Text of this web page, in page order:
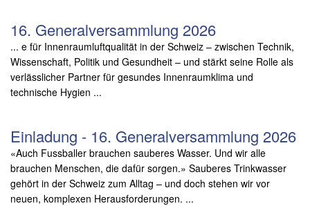
16. Generalversammlung 2026
... e für Innenraumluftqualität in der Schweiz – zwischen Technik,
Wissenschaft, Politik und Gesundheit – und stärkt seine Rolle als
verlässlicher Partner für gesundes Innenraumklima und
technische Hygien ...
Einladung - 16. Generalversammlung 2026
«Auch Fussballer brauchen sauberes Wasser. Und wir alle
brauchen Menschen, die dafür sorgen.» Sauberes Trinkwasser
gehört in der Schweiz zum Alltag – und doch stehen wir vor
neuen, komplexen Herausforderungen. ...